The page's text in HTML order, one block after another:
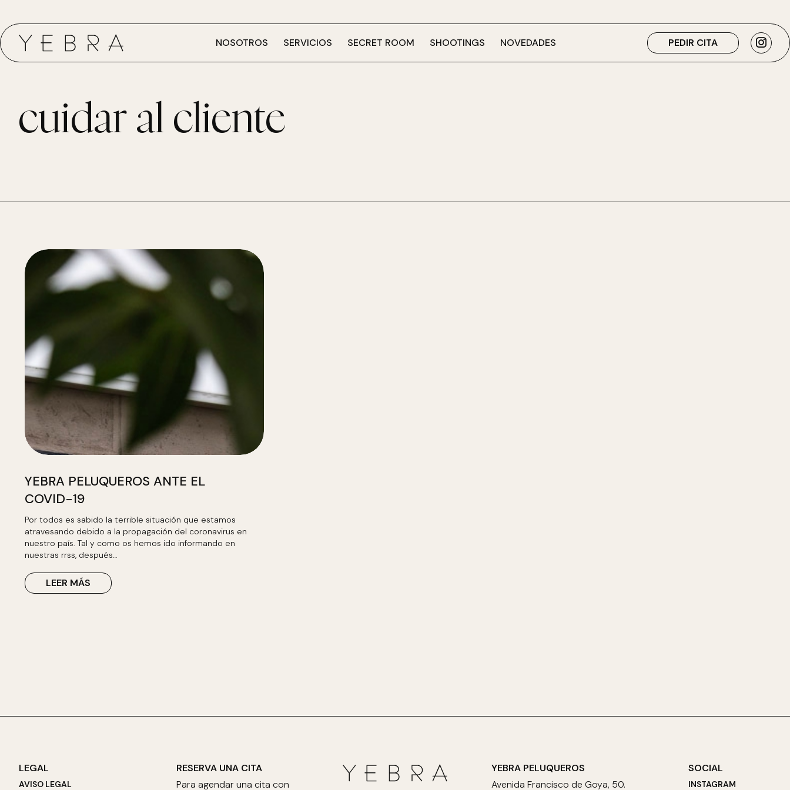
NOSOTROS SERVICIOS SECRET ROOM SHOOTINGS NOVEDADES PEDIR CITA
cuidar al cliente
YEBRA PELUQUEROS ANTE EL
COVID-19
Por todos es sabido la terrible situación que estamos
atravesando debido a la propagación del coronavirus en
nuestro país. Tal y como os hemos ido informando en
nuestras rrss, después…
LEER MÁS
LEGAL
AVISO LEGAL
RESERVA UNA CITA
Para agendar una cita con
YEBRA PELUQUEROS
Avenida Francisco de Goya, 50.
SOCIAL
INSTAGRAM